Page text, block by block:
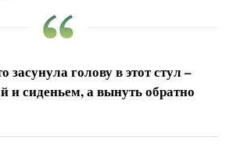
засунула голову в этот стул –
и сиденьем, а вынуть обратно